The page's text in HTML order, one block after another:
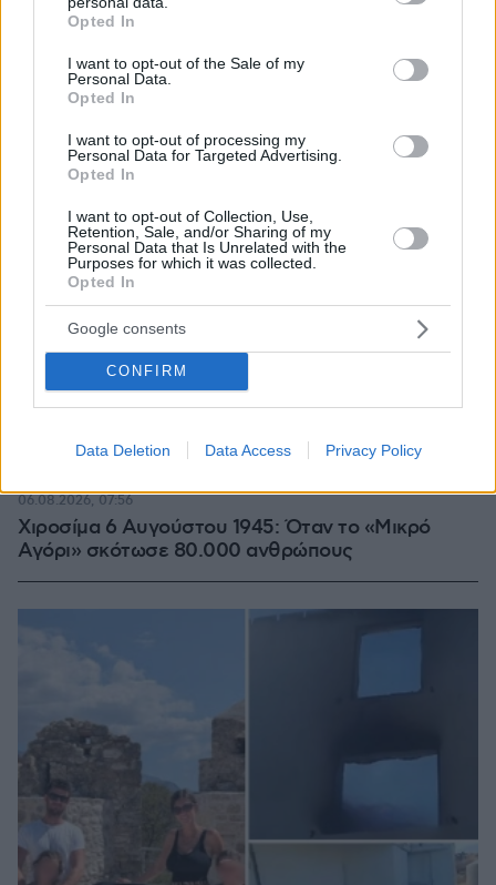
grant or deny consent to Google and its third-party tags to
use your data for below specified purposes in below Google
consent section.
Opted In
I want to opt-out of the Sale of my
Personal Data.
Opted In
I want to opt-out of processing my
Personal Data for Targeted Advertising.
Opted In
I want to opt-out of Collection, Use,
Retention, Sale, and/or Sharing of my
Personal Data that Is Unrelated with the
Purposes for which it was collected.
Opted In
Google consents
CONFIRM
Data Deletion Data Access Privacy Policy
Χιροσίμα 6 Αυγούστου 1945: Όταν το «Μικρό
Αγόρι» σκότωσε 80.000 ανθρώπους
06.08.2026, 07:56